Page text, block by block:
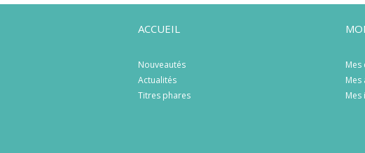
ACCUEIL
Nouveautés
Actualités
Titres phares
Mes
Mes